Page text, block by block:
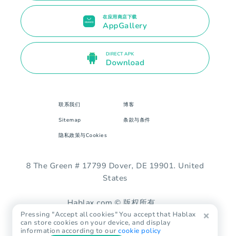
在应用商店下载
AppGallery
DIRECT APK
Download
联系我们 博客
Sitemap 条款与条件
隐私政策与Cookies
8 The Green # 17799 Dover, DE 19901. United
States
Hablax.com © 版权所有。
Pressing "Accept all cookies" You accept that Hablax
can store cookies on your device, and display
information according to ourcookie policy